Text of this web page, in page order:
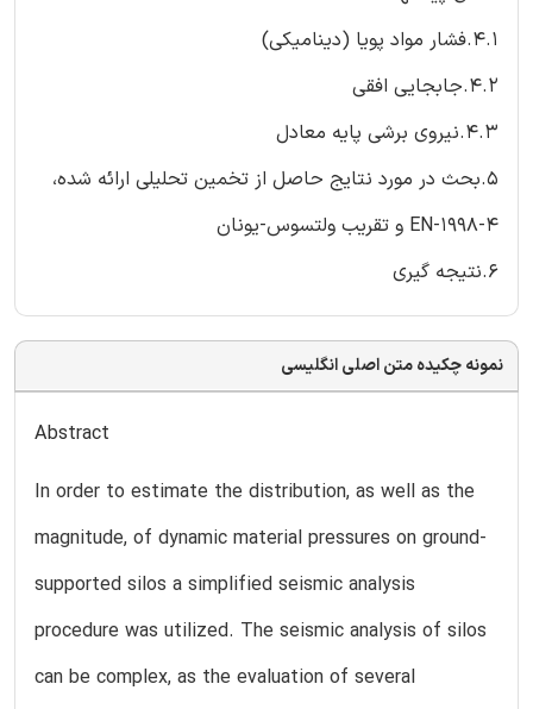
4.1.فشار مواد پویا (دینامیکی)
4.2.جابجایی افقی
4.3.نیروی برشی پایه معادل
5.بحث در مورد نتایج حاصل از تخمین تحلیلی ارائه شده،
EN-1998-4 و تقریب ولتسوس-یونان
6.نتیجه گیری
نمونه چکیده متن اصلی انگلیسی
Abstract
In order to estimate the distribution, as well as the
magnitude, of dynamic material pressures on ground-
supported silos a simplified seismic analysis
procedure was utilized. The seismic analysis of silos
can be complex, as the evaluation of several